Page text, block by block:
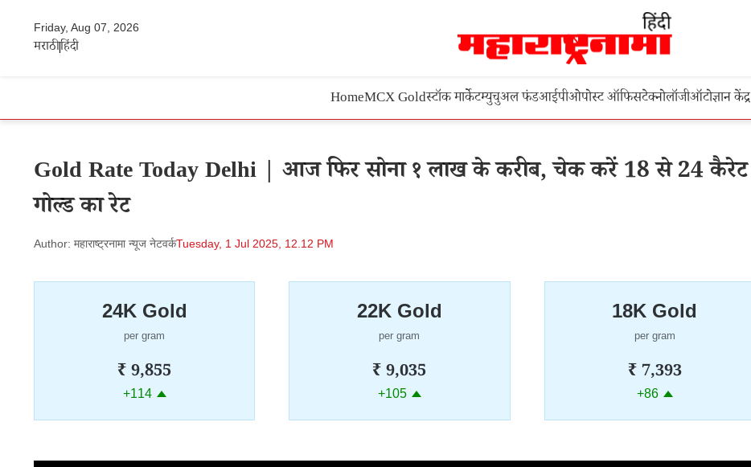
Friday, Aug 07, 2026
मराठीहिंदी
HomeMCX Goldस्टॉक मार्केटम्युचुअल फंडआईपीओपोस्ट ऑफिसटेक्नोलॉजीऑटोज्ञान केंद्र
Gold Rate Today Delhi | आज फिर सोना १ लाख के करीब, चेक करें 18 से 24 कैरेट
गोल्ड का रेट
Author: महाराष्ट्रनामा न्यूज नेटवर्कTuesday, 1 Jul 2025, 12.12 PM
24K Gold
per gram
₹ 9,855
+114
22K Gold
per gram
₹ 9,035
+105
18K Gold
per gram
₹ 7,393
+86